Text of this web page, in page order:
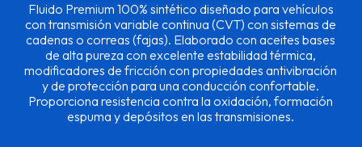
Fluido Premium 100% sintético diseñado para vehículos
con transmisión variable continua (CVT) con sistemas de
cadenas o correas (fajas). Elaborado con aceites bases
de alta pureza con excelente estabilidad térmica,
modificadores de fricción con propiedades antivibración
y de protección para una conducción confortable.
Proporciona resistencia contra la oxidación, formación
espuma y depósitos en las transmisiones.